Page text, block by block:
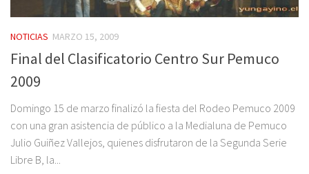
NOTICIAS MARZO 15, 2009
Final del Clasificatorio Centro Sur Pemuco
2009
Domingo 15 de marzo finalizó la fiesta del Rodeo Pemuco 2009
con una gran asistencia de público a la Medialuna de Pemuco
Julio Guiñez Vallejos, quienes disfrutaron de la Segunda Serie
Libre B, la...